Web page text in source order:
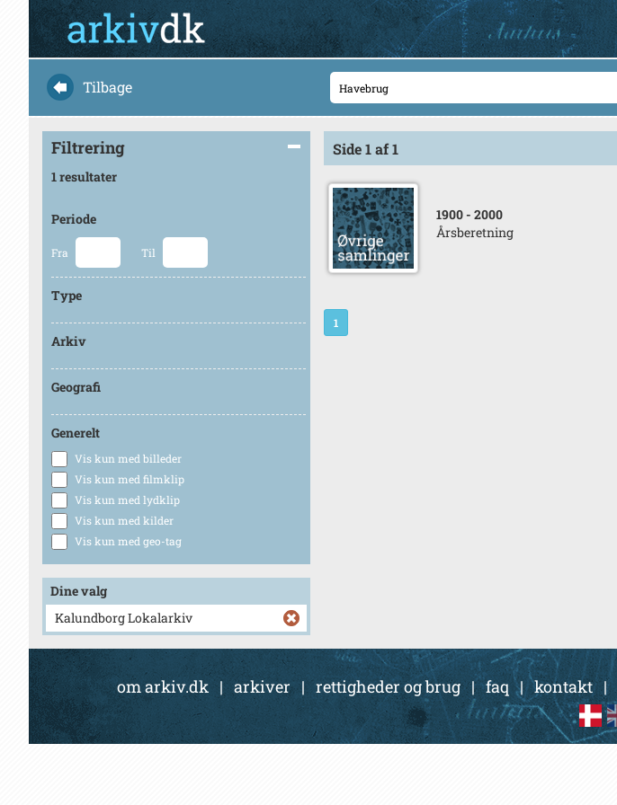
Tilbage
Filtrering
1 resultater
Periode
Fra Til
Type
Arkiv
Geografi
Generelt
Vis kun med billeder
Vis kun med filmklip
Vis kun med lydklip
Vis kun med kilder
Vis kun med geo-tag
Dine valg
Kalundborg Lokalarkiv
Side 1 af 1
1900 - 2000
Årsberetning
1
om arkiv.dk | arkiver| rettigheder og brug|faq |kontakt|